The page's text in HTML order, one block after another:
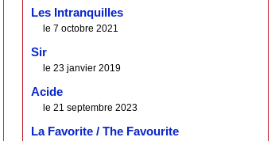
Les Intranquilles
le 7 octobre 2021
Sir
le 23 janvier 2019
Acide
le 21 septembre 2023
La Favorite / The Favourite